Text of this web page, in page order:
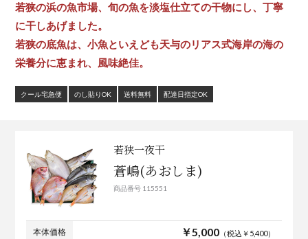
若狭の浜の魚市場、旬の魚を淡塩仕立ての干物にし、丁寧
に干しあげました。
若狭の底魚は、小魚といえども天与のリアス式海岸の海の
栄養分に恵まれ、風味絶佳。
クール宅急便 のし貼りOK 送料無料 配達日指定OK
若狭一夜干
蒼嶋(あおしま)
商品番号 115551
本体価格 ￥5,000（税込￥5,400）